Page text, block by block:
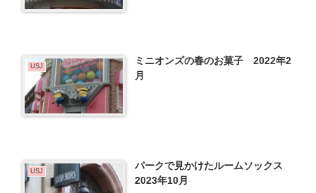
USJ
ミニオンズの春のお菓子 2022年2
月
USJ
パークで見かけたルームソックス
2023年10月